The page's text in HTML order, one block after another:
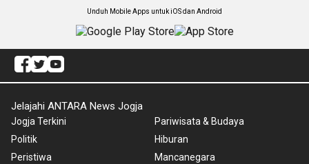
Unduh Mobile Apps untuk iOS dan Android
Jelajahi ANTARA News Jogja
Jogja Terkini
Politik
Peristiwa
Pariwisata & Budaya
Hiburan
Mancanegara